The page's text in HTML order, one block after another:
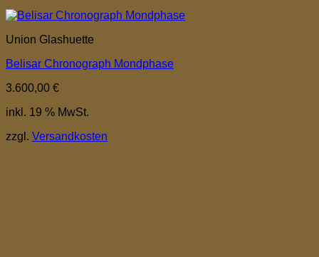
Union Glashuette
Belisar Chronograph Mondphase
3.600,00 €
inkl. 19 % MwSt.
zzgl. Versandkosten